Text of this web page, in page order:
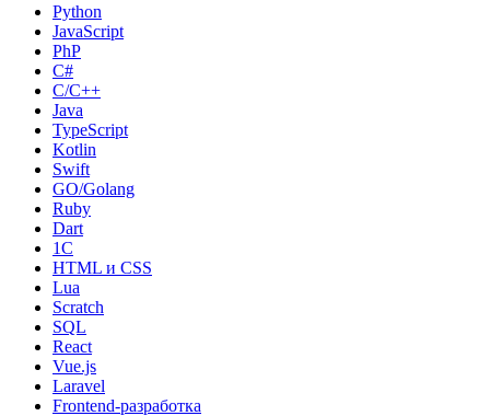
Python
JavaScript
PhP
C#
С/C++
Java
TypeScript
Kotlin
Swift
GO/Golang
Ruby
Dart
1С
HTML и CSS
Lua
Scratch
SQL
React
Vue.js
Laravel
Frontend-разработка